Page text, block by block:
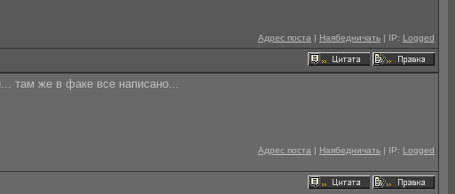
Адрес поста | Наябедничать | IP: Logged
там же в факе все написано...
Адрес поста | Наябедничать | IP: Logged